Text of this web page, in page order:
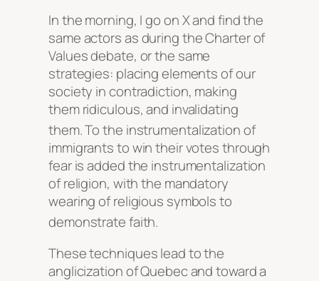
In the morning, I go on X and find the
same actors as during the Charter of
Values debate, or the same
strategies: placing elements of our
society in contradiction, making
them ridiculous, and invalidating
them. To the instrumentalization of
immigrants to win their votes through
fear is added the instrumentalization
of religion, with the mandatory
wearing of religious symbols to
demonstrate faith.
These techniques lead to the
anglicization of Quebec and toward a